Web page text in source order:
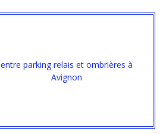
entre parking relais et ombrières à
Avignon